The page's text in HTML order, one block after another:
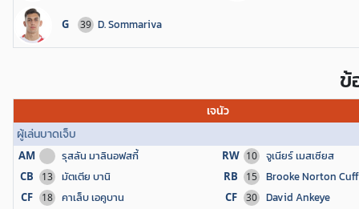
G 39 D. Sommariva
ข้
เจนัว
ผู้เล่นบาดเจ็บ
AM รุสลัน มาลินอฟสกี้ RW 10 จูเนียร์ เมสเซียส
CB 13 มัตเตีย บานิ RB 15 Brooke Norton
CF 18 คาเล็บ เอคูบาน CF 30 David Ankeye